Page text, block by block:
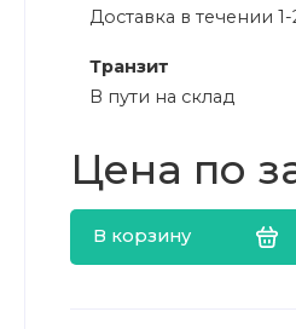
Доставка в течении
Транзит
В пути на склад
Цена по
В корзину